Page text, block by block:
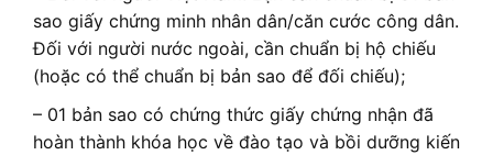
sao giấy chứng minh nhân dân/căn cước công dân.
Đối với người nước ngoài, cần chuẩn bị hộ chiếu
(hoặc có thể chuẩn bị bản sao để đối chiếu);
– 01 bản sao có chứng thức giấy chứng nhận đã
hoàn thành khóa học về đào tạo và bồi dưỡng kiến